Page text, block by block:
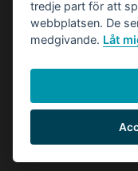
Läs om
tredje part för att
webbplatsen. De
medgivande. Låt